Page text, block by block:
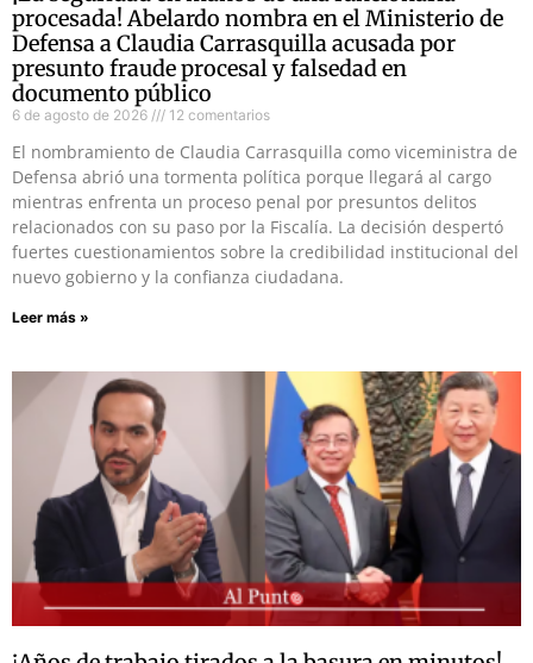
procesada! Abelardo nombra en el Ministerio de
Defensa a Claudia Carrasquilla acusada por
presunto fraude procesal y falsedad en
documento público
6 de agosto de 2026 12 comentarios
El nombramiento de Claudia Carrasquilla como viceministra de
Defensa abrió una tormenta política porque llegará al cargo
mientras enfrenta un proceso penal por presuntos delitos
relacionados con su paso por la Fiscalía. La decisión despertó
fuertes cuestionamientos sobre la credibilidad institucional del
nuevo gobierno y la confianza ciudadana.
Leer más »